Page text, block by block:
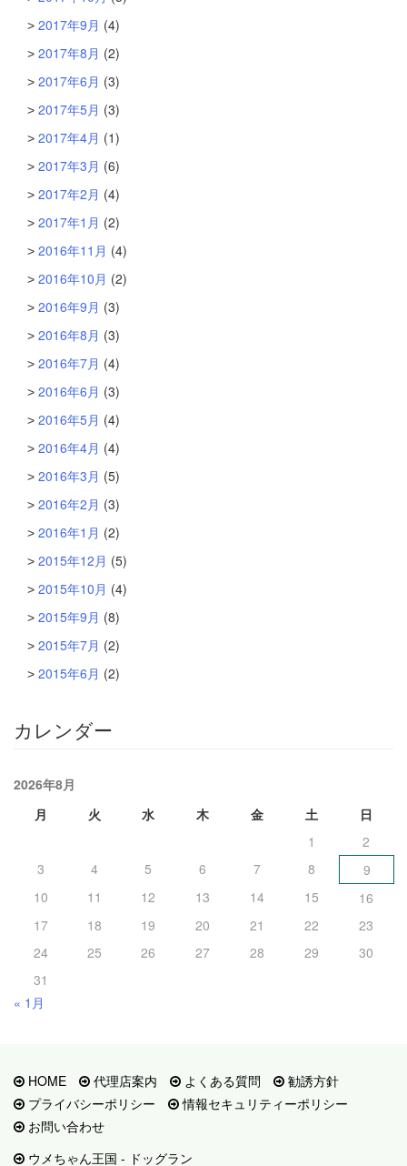
2017年9月 (4)
2017年8月 (2)
2017年6月 (3)
2017年5月 (3)
2017年4月 (1)
2017年3月 (6)
2017年2月 (4)
2017年1月 (2)
2016年11月 (4)
2016年10月 (2)
2016年9月 (3)
2016年8月 (3)
2016年7月 (4)
2016年6月 (3)
2016年5月 (4)
2016年4月 (4)
2016年3月 (5)
2016年2月 (3)
2016年1月 (2)
2015年12月 (5)
2015年10月 (4)
2015年9月 (8)
2015年7月 (2)
2015年6月 (2)
カレンダー
2026年8月
月
火 水 木 金 土
日
1
2
3
4 5 6 7 8
9
10
11 12 13 14 15
16
17
18 19 20 21 22
23
24
25 26 27 28 29
30
31
« 1月
HOME 代理店案内 よくある質問
勧誘方針
プライバシーポリシー
情報セキュリティーポリシー
お問い合わせ
ウメちゃん王国 - ドッグラン